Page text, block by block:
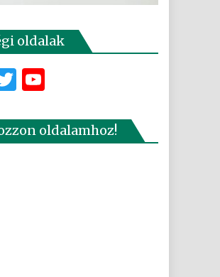
oldalak
Twitter
oldalamhoz!